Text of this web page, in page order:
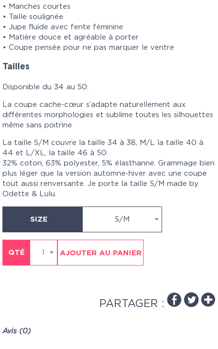
• Manches courtes
• Taille soulignée
• Jupe fluide avec fente féminine
• Matière douce et agréable à porter
• Coupe pensée pour ne pas marquer le ventre
Tailles
Disponible du 34 au 50.
La coupe cache-cœur s’adapte naturellement aux
différentes morphologies et sublime toutes les silhouettes
même sans poitrine
La taille S/M couvre la taille 34 à 38, M/L la taille 40 à
44 et L/XL, la taille 46 à 50.
32% coton, 63% polyester, 5% élasthanne. Grammage bien
plus léger que la version automne-hiver avec une coupe
tout aussi renversante. Je porte la taille S/M made by
Odette & Lulu.
SIZE S/M
QTÉ 1 AJOUTER AU PANIER
PARTAGER :
Avis (0)